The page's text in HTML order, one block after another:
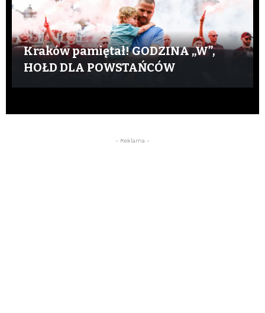
Kraków pamiętał! GODZINA „W”,
HOŁD DLA POWSTAŃCÓW
- Reklama -